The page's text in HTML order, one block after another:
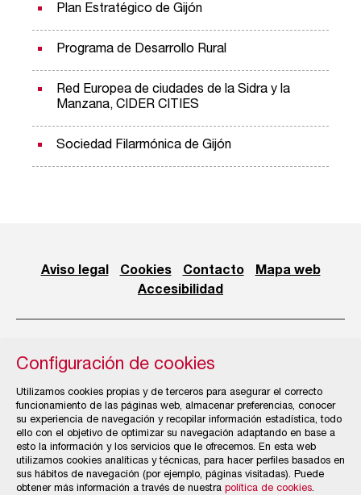
Plan Estratégico de Gijón
Programa de Desarrollo Rural
Red Europea de ciudades de la Sidra y la
Manzana, CIDER CITIES
Sociedad Filarmónica de Gijón
Aviso legal Cookies Contacto
Mapa web
Accesibilidad
Navegación de Gijón
Configuración de cookies
Utilizamos cookies propias y de terceros para asegurar el correcto
funcionamiento de las páginas web, almacenar preferencias, conocer
su experiencia de navegación y recopilar información estadística, todo
ello con el objetivo de optimizar su navegación adaptando en base a
esto la información y los servicios que le ofrecemos. En esta web
utilizamos cookies analíticas y técnicas, para hacer perfiles basados en
sus hábitos de navegación (por ejemplo, páginas visitadas). Puede
obtener más información a través de nuestra política de cookies.